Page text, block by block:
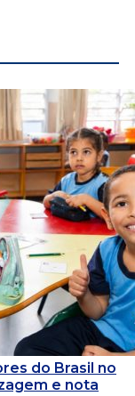
do Brasil no
e nota